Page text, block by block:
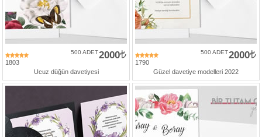
1803
2000
500 ADET
Ucuz düğün davetiyesi
1790
2000
500 ADET
Güzel davetiye modelleri 2022